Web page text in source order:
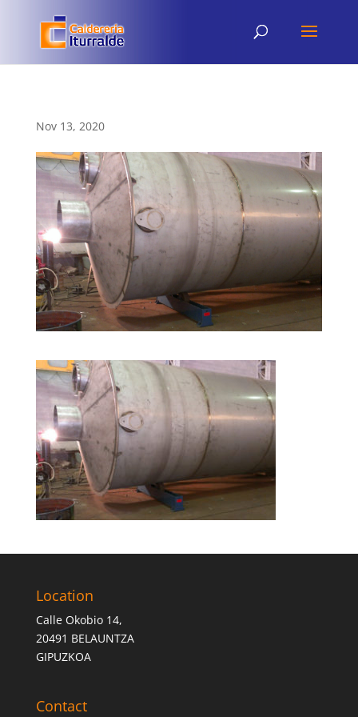
Nov 13, 2020
Location
Calle Okobio 14,
20491 BELAUNTZA
GIPUZKOA
Contact